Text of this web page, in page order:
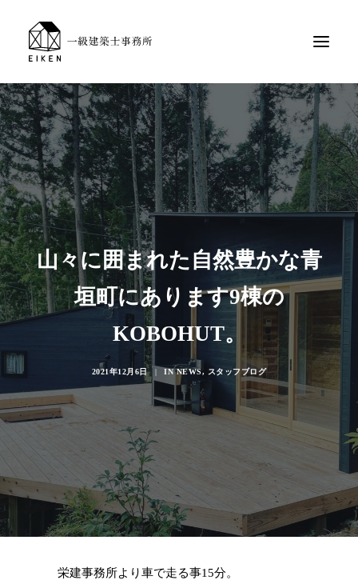
山々に囲まれた自然豊かな青
垣町にあります9棟の
KOBOHUT。
2021年12月6日 | INNEWS, スタッフブログ
栄建事務所より車で走る事15分。